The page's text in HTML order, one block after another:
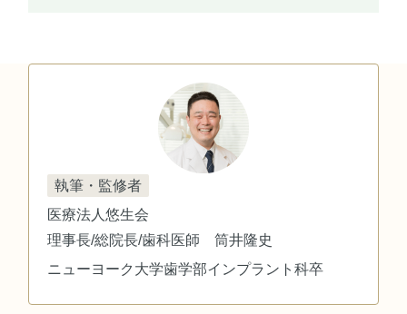
執筆・監修者
医療法人悠生会
理事長/総院長/歯科医師 筒井隆史
ニューヨーク大学歯学部インプラント科卒